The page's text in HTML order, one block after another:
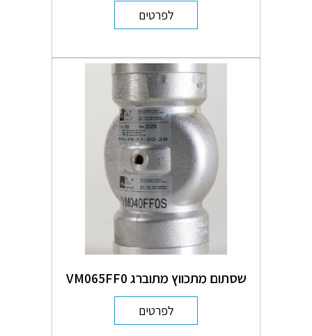
לפרטים
שסתום מתכווץ מתוברג VM065FF0
לפרטים